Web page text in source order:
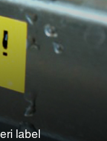
label